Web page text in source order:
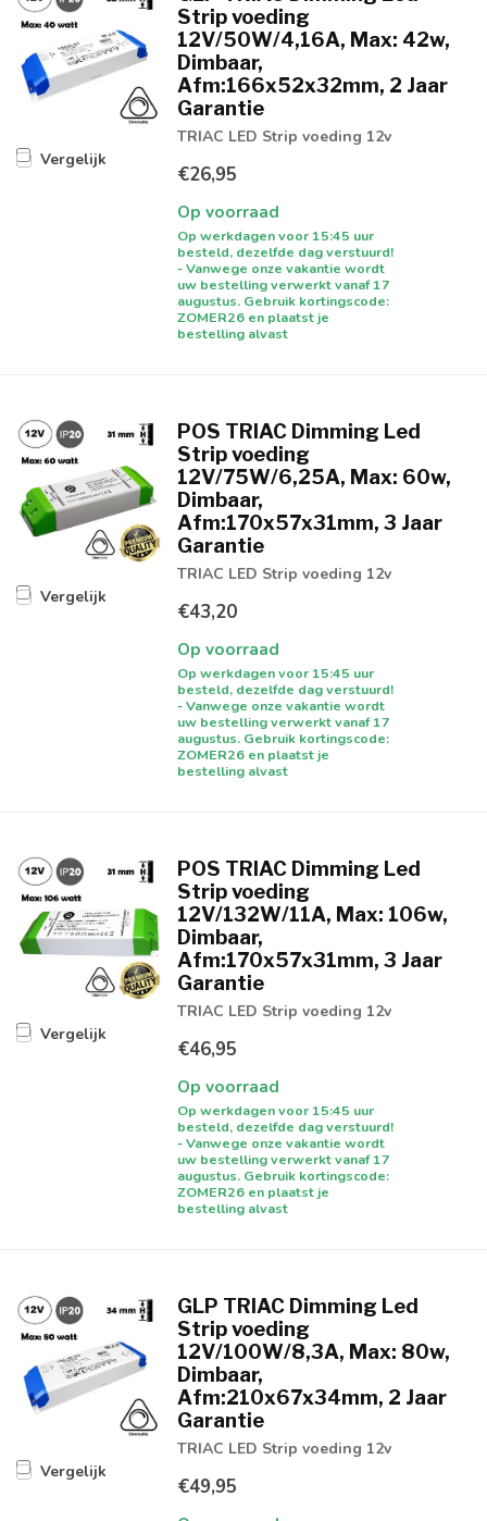
Vergelijk
Strip voeding
12V/50W/4,16A, Max: 42w,
Dimbaar,
Afm:166x52x32mm, 2 Jaar
Garantie
TRIAC LED Strip voeding 12v
€26,95
Op voorraad
Op werkdagen voor 15:45 uur
besteld, dezelfde dag verstuurd!
- Vanwege onze vakantie wordt
uw bestelling verwerkt vanaf 17
augustus. Gebruik kortingscode:
ZOMER26 en plaatst je
bestelling alvast
Vergelijk
POS TRIAC Dimming Led
Strip voeding
12V/75W/6,25A, Max: 60w,
Dimbaar,
Afm:170x57x31mm, 3 Jaar
Garantie
TRIAC LED Strip voeding 12v
€43,20
Op voorraad
Op werkdagen voor 15:45 uur
besteld, dezelfde dag verstuurd!
- Vanwege onze vakantie wordt
uw bestelling verwerkt vanaf 17
augustus. Gebruik kortingscode:
ZOMER26 en plaatst je
bestelling alvast
Vergelijk
POS TRIAC Dimming Led
Strip voeding
12V/132W/11A, Max: 106w,
Dimbaar,
Afm:170x57x31mm, 3 Jaar
Garantie
TRIAC LED Strip voeding 12v
€46,95
Op voorraad
Op werkdagen voor 15:45 uur
besteld, dezelfde dag verstuurd!
- Vanwege onze vakantie wordt
uw bestelling verwerkt vanaf 17
augustus. Gebruik kortingscode:
ZOMER26 en plaatst je
bestelling alvast
Vergelijk
GLP TRIAC Dimming Led
Strip voeding
12V/100W/8,3A, Max: 80w,
Dimbaar,
Afm:210x67x34mm, 2 Jaar
Garantie
TRIAC LED Strip voeding 12v
€49,95